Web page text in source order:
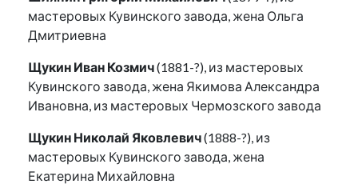
мастеровых Кувинского завода, жена Ольга
Дмитриевна
Щукин Иван Козмич(1881-?), из мастеровых
Кувинского завода, жена Якимова Александра
Ивановна, из мастеровых Чермозского завода
Щукин Николай Яковлевич(1888-?), из
мастеровых Кувинского завода, жена
Екатерина Михайловна